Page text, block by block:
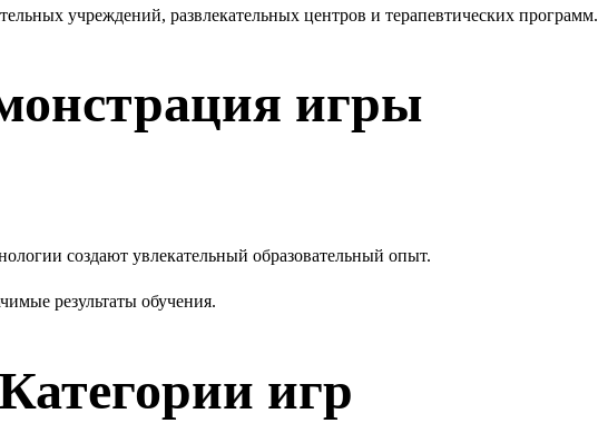
учреждений, развлекательных центров и терапевтических программ.
игры
создают увлекательный образовательный опыт.
результаты обучения.
игр